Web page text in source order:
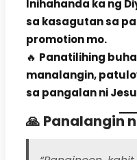
Inihahanda ka ng
sa kasagutan sa
promotion mo.
🔥 Panatilihing
manalangin,
sa pangalan ni
🙏 Panalangin